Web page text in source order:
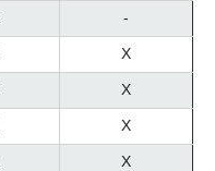
-
X
X
X
X